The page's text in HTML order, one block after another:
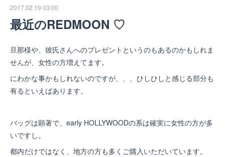
2017.02.19 03:00
最近のREDMOON ♡
旦那様や、彼氏さんへのプレゼントというのもあるのかもしれま
せんが、女性の方増えてます。
にわかな事かもしれないのですが、、、ひしひしと感じる部分も
有るといえばあります。
バッグは顕著で、early HOLLYWOODの系は確実に女性の方が多
いですし。
都内だけではなく、地方の方も多くご購入いただいています。